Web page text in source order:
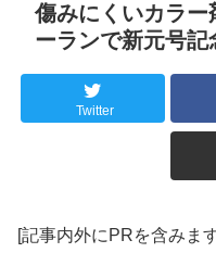
傷みにくいカラー
ーランで新元号
Twitter
[記事内外にPRを含みま